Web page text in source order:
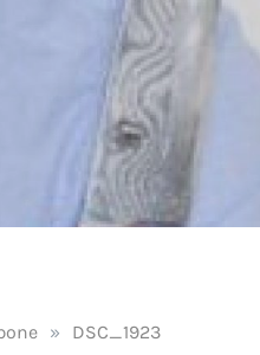
» DSC_1923